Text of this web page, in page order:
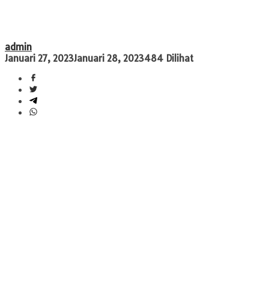
admin
Januari 27, 2023Januari 28, 2023484 Dilihat